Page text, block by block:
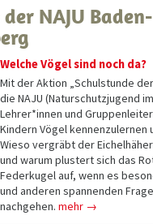
NAJU Baden-
Welche Vögel sind noch da?
Mit der Aktion „Schulstunde
die NAJU (Naturschutzjugend
Lehrer*innen und
Kindern Vögel kennenzulernen
Wieso vergräbt der
und warum plustert sich das
Federkugel auf, wenn es
und anderen spannenden
nachgehen.mehr →